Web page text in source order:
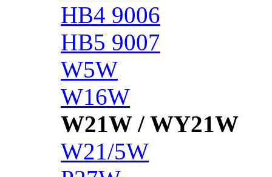
HB4 9006
HB5 9007
W5W
W16W
W21W / WY21W
W21/5W